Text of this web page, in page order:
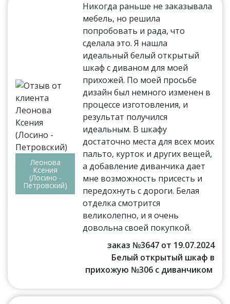
Леонова
Ксения
(Лосино -
Петровский)
Никогда раньше не заказывала
мебель, но решила
попробовать и рада, что
сделала это. Я нашла
идеальный белый открытый
шкаф с диваном для моей
прихожей. По моей просьбе
дизайн был немного изменен в
процессе изготовления, и
результат получился
идеальным. В шкафу
достаточно места для всех моих
пальто, курток и других вещей,
а добавление диванчика дает
мне возможность присесть и
передохнуть с дороги. Белая
отделка смотрится
великолепно, и я очень
довольна своей покупкой.
заказ №3647 от 19.07.2024
Белый открытый шкаф в
прихожую №306 с диванчиком